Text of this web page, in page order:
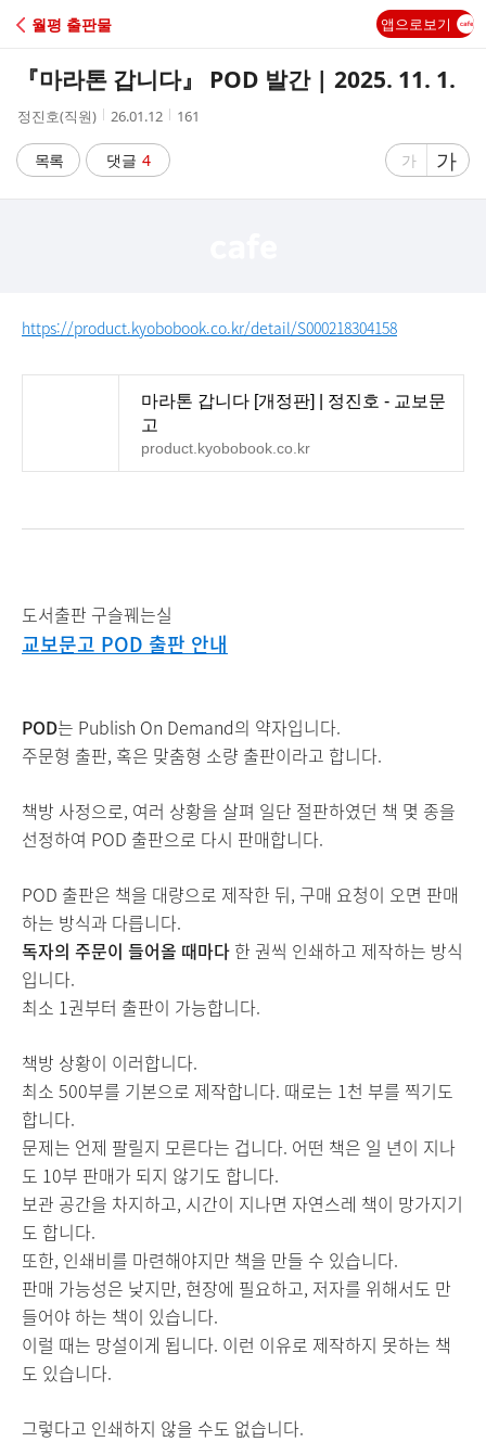
C
월평 출판물 앱으로보기
『마라톤 갑니다』 POD 발간 | 2025. 11. 1.
작
자
정진호(직원)
작
시
간
26.01.12
조
161
목록 댓글 4
글
게
가
글
자
가
https://product.kyobobook.co.kr/detail/S000218304158
마라톤 갑니다 [개정판] | 정진호 - 교보문
고
product.kyobobook.co.kr
도서출판 구슬꿰는실
교보문고 POD 출판 안내
POD는 Publish On Demand의 약자입니다.
주문형 출판, 혹은 맞춤형 소량 출판이라고 합니다.
책방 사정으로, 여러 상황을 살펴 일단 절판하였던 책 몇 종을
선정하여 POD 출판으로 다시 판매합니다.
POD 출판은 책을 대량으로 제작한 뒤, 구매 요청이 오면 판매
하는 방식과 다릅니다.
독자의 주문이 들어올 때마다 한 권씩 인쇄하고 제작하는 방식
입니다.
최소 1권부터 출판이 가능합니다.
책방 상황이 이러합니다.
최소 500부를 기본으로 제작합니다. 때로는 1천 부를 찍기도
합니다.
문제는 언제 팔릴지 모른다는 겁니다. 어떤 책은 일 년이 지나
도 10부 판매가 되지 않기도 합니다.
보관 공간을 차지하고, 시간이 지나면 자연스레 책이 망가지기
도 합니다.
또한, 인쇄비를 마련해야지만 책을 만들 수 있습니다.
판매 가능성은 낮지만, 현장에 필요하고, 저자를 위해서도 만
들어야 하는 책이 있습니다.
이럴 때는 망설이게 됩니다. 이런 이유로 제작하지 못하는 책
도 있습니다.
그렇다고 인쇄하지 않을 수도 없습니다.